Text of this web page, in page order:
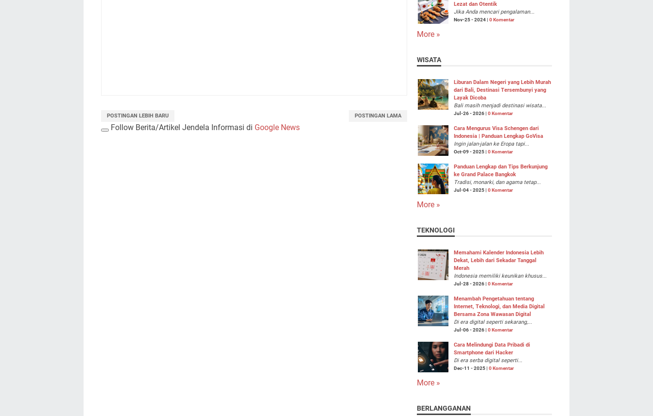
POSTINGAN LEBIH BARU POSTINGAN LAMA
Follow Berita/Artikel Jendela Informasi di Google News
Lezat dan Otentik
Jika Anda mencari pengalaman...
Nov-25 - 2024 | 0 Komentar
More »
WISATA
Liburan Dalam Negeri yang Lebih Murah
dari Bali, Destinasi Tersembunyi yang
Layak Dicoba
Bali masih menjadi destinasi wisata...
Jul-26 - 2026 | 0 Komentar
Cara Mengurus Visa Schengen dari
Indonesia | Panduan Lengkap GoVisa
Ingin jalan-jalan ke Eropa tapi...
Oct-09 - 2025 | 0 Komentar
Panduan Lengkap dan Tips Berkunjung
ke Grand Palace Bangkok
Tradisi, monarki, dan agama tetap...
Jul-04 - 2025 | 0 Komentar
More »
TEKNOLOGI
Memahami Kalender Indonesia Lebih
Dekat, Lebih dari Sekadar Tanggal
Merah
Indonesia memiliki keunikan khusus...
Jul-28 - 2026 | 0 Komentar
Menambah Pengetahuan tentang
Internet, Teknologi, dan Media Digital
Bersama Zona Wawasan Digital
Di era digital seperti sekarang,...
Jul-06 - 2026 | 0 Komentar
Cara Melindungi Data Pribadi di
Smartphone dari Hacker
Di era serba digital seperti...
Dec-11 - 2025 | 0 Komentar
More »
BERLANGGANAN